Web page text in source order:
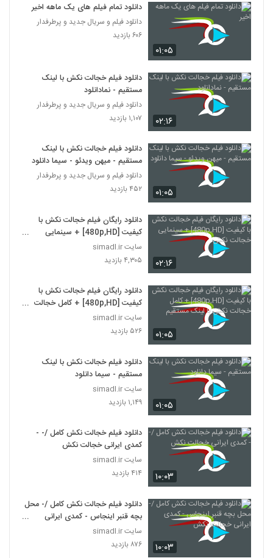
۰۱:۰۵
دانلود تمام فیلم های یک ماهه اخیر
دانلود فیلم و سریال جدید و پرطرفدار
۶۰۶ بازدید
۰۲:۱۶
دانلود فیلم خجالت نکش با لینک
مستقیم - نمادانلود
دانلود فیلم و سریال جدید و پرطرفدار
۱,۱۰۷ بازدید
۰۱:۰۵
دانلود فیلم خجالت نکش با لینک
مستقیم - میهن ویدئو - سیما دانلود
دانلود فیلم و سریال جدید و پرطرفدار
۴۵۲ بازدید
۰۲:۱۶
دانلود رایگان فیلم خجالت نکش با
کیفیت [480p,HD] + سینمایی
خجالت نکش
سایت simadl.ir
۴,۳۰۵ بازدید
۰۱:۰۵
دانلود رایگان فیلم خجالت نکش با
کیفیت [480p,HD] + کامل خجالت
نکش با لینک مستقیم
سایت simadl.ir
۵۲۶ بازدید
۰۱:۰۵
دانلود فیلم خجالت نکش با لینک
مستقیم - سیما دانلود
سایت simadl.ir
۱,۱۴۹ بازدید
۱۰:۰۳
دانلود فیلم خجالت نکش کامل /- -
کمدی ایرانی خجالت نکش
سایت simadl.ir
۴۱۴ بازدید
۱۰:۰۳
دانلود فیلم خجالت نکش کامل /- محل
بچه قنبر اینجاس - کمدی ایرانی
خجالت نکش
سایت simadl.ir
۸۷۶ بازدید